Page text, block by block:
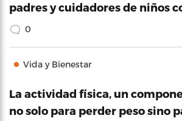
padres y cuidadores de niños
0
Vida y Bienestar
La actividad física, un
no solo para perder peso sino